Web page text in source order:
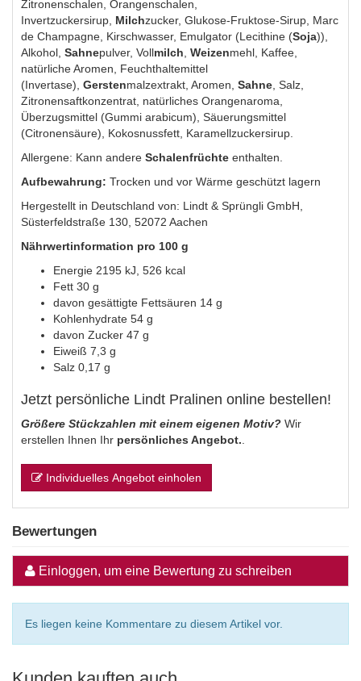
Zitronenschalen, Orangenschalen,
Invertzuckersirup, Milchzucker, Glukose-Fruktose-Sirup, Marc
de Champagne, Kirschwasser, Emulgator (Lecithine (Soja)),
Alkohol, Sahnepulver, Vollmilch Weizenmehl, Kaffee,
natürliche Aromen, Feuchthaltemittel
(Invertase), Gerstenmalzextrakt, Aromen, Sahne , Salz,
Zitronensaftkonzentrat, natürliches Orangenaroma,
Überzugsmittel (Gummi arabicum), Säuerungsmittel
(Citronensäure), Kokosnussfett, Karamellzuckersirup.
Allergene: Kann andere Schalenfrüchte enthalten.
Aufbewahrung: Trocken und vor Wärme geschützt lagern
Hergestellt in Deutschland von: Lindt & Sprüngli GmbH,
Süsterfeldstraße 130, 52072 Aachen
Nährwertinformation pro 100 g
Energie 2195 kJ, 526 kcal
Fett 30 g
davon gesättigte Fettsäuren 14 g
Kohlenhydrate 54 g
davon Zucker 47 g
Eiweiß 7,3 g
Salz 0,17 g
Jetzt persönliche Lindt Pralinen online bestellen!
Größere Stückzahlen mit einem eigenen Motiv? Wir
erstellen Ihnen Ihr persönliches Angebot.
Individuelles Angebot einholen
Bewertungen
Einloggen, um eine Bewertung zu schreiben
Es liegen keine Kommentare zu diesem Artikel vor.